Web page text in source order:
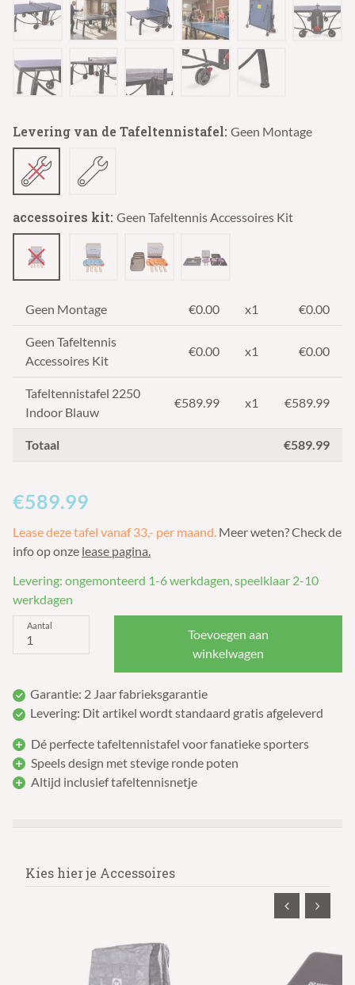
Levering van de Tafeltennistafel: Geen Montage
accessoires kit: Geen Tafeltennis Accessoires Kit
Geen Montage €0.00 x1 €0.00
Geen Tafeltennis
Accessoires Kit
€0.00 x1 €0.00
Tafeltennistafel 2250
Indoor Blauw
€589.99 x1 €589.99
Totaal €589.99
€589.99
Lease deze tafel vanaf 33,- per maand. Meer weten? Check de
info op onze lease pagina.
Levering: ongemonteerd 1-6 werkdagen, speelklaar 2-10
werkdagen
Aantal
Toevoegen aan
winkelwagen
Garantie: 2 Jaar fabrieksgarantie
Levering: Dit artikel wordt standaard gratis afgeleverd
Dé perfecte tafeltennistafel voor fanatieke sporters
Speels design met stevige ronde poten
Altijd inclusief tafeltennisnetje
Kies hier je Accessoires